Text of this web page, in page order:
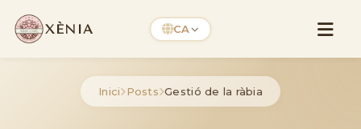
XÈNIA CA
Inici Posts Gestió de la ràbia